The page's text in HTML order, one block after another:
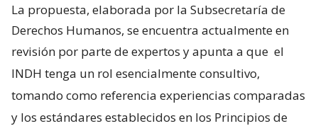
La propuesta, elaborada por la Subsecretaría de
Derechos Humanos, se encuentra actualmente en
revisión por parte de expertos y apunta a que el
INDH tenga un rol esencialmente consultivo,
tomando como referencia experiencias comparadas
y los estándares establecidos en los Principios de